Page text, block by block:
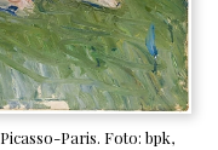
Paris. Foto: bpk,